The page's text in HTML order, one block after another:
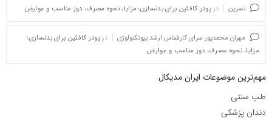
نسرین در پودر کافئین برای بدنسازی؛ مزایا، نحوه مصرف، دوز مناسب و عوارض
مهران محمدپور سرای کارشناس ارشد بیوتکنولوژی در پودر کافئین برای بدنسازی؛
مزایا، نحوه مصرف، دوز مناسب و عوارض
مهم‌ترین موضوعات ایران مدیکال
طب سنتی
دندان پزشکی